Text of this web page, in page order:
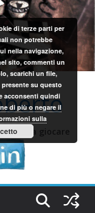
a giocare
di terze parti per
non potrebbe
nella navigazione,
sito, commenti un
scarichi un file,
su questo
acconsenti quindi
di più o negare il
sulla